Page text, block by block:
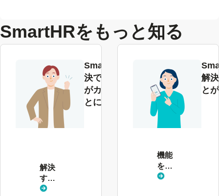
SmartHRをもっと知る
SmartHRで解
決できる課題
がカテゴリご
とにわかる
解決
する
課題
解
と
機能
を見
る